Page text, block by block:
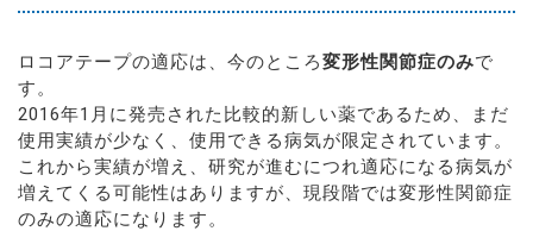
ロコアテープの適応は、今のところ変形性関節症のみで
す。
2016年1月に発売された比較的新しい薬であるため、まだ
使用実績が少なく、使用できる病気が限定されています。
これから実績が増え、研究が進むにつれ適応になる病気が
増えてくる可能性はありますが、現段階では変形性関節症
のみの適応になります。